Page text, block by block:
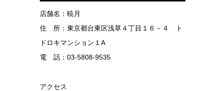
店舗名：暁月
住 所：東京都台東区浅草４丁目１６－４ ト
ドロキマンション１A
電 話：03-5808-9535
アクセス